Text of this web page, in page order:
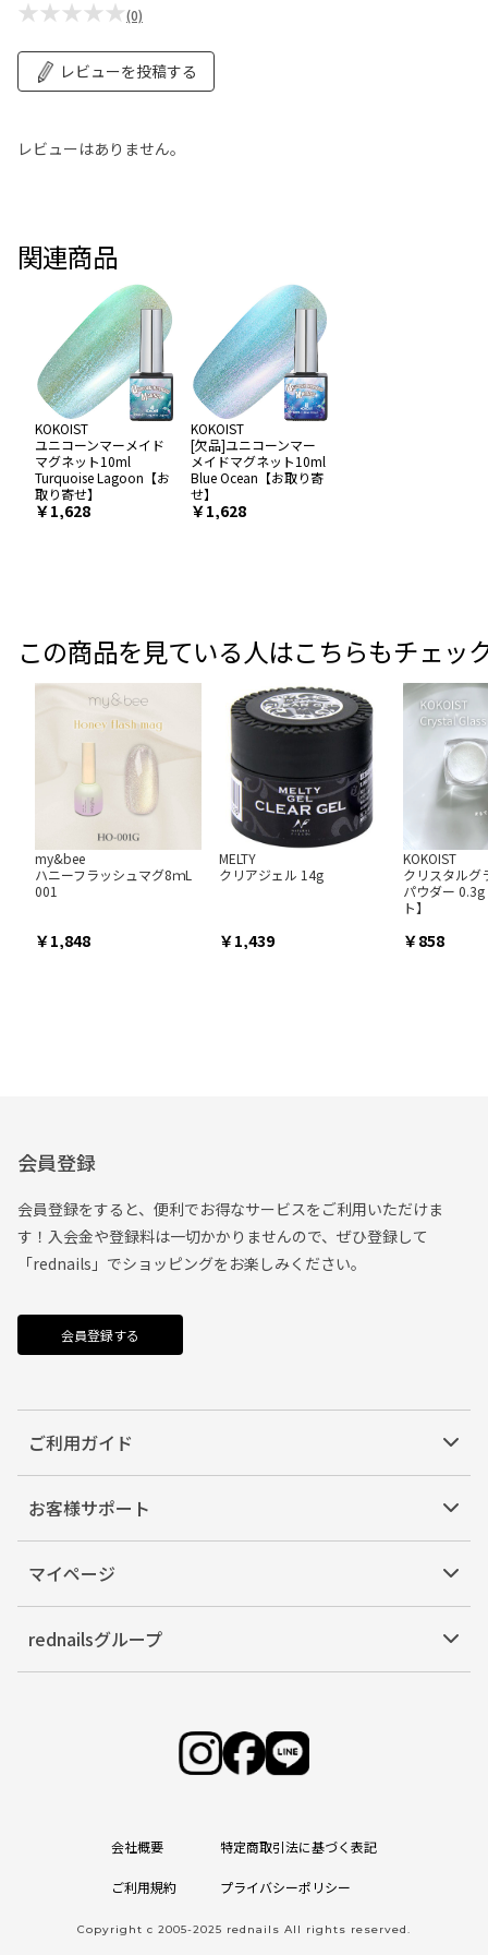
★★★★★(0)
レビューを投稿する
レビューはありません。
関連商品
KOKOIST
ユニコーンマーメイド
マグネット10ml
Turquoise Lagoon【お
取り寄せ】
￥1,628
KOKOIST
[欠品]ユニコーンマー
メイドマグネット10ml
Blue Ocean【お取り寄
せ】
￥1,628
この商品を見ている人はこちらもチェッ
my&bee
ハニーフラッシュマグ8ｍL
001
1,848
MELTY
クリアジェル 14g
1,439
KOKOIST
クリスタルグ
パウダー
ト】
858
会員登録
会員登録をすると、便利でお得なサービスをご利用いただけま
す！入会金や登録料は一切かかりませんので、ぜひ登録して
「rednails」でショッピングをお楽しみください。
会員登録する
ご利用ガイド
お客様サポート
マイページ
rednailsグループ
会社概要 特定商取引法に基づく表記
ご利用規約 プライバシーポリシー
Copyright c 2005-2025 rednails All rights reserved.